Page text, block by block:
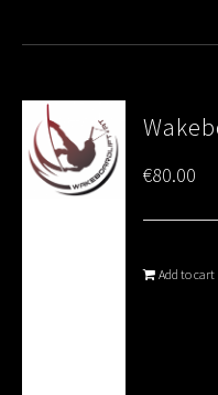
€80.00
Add to cart